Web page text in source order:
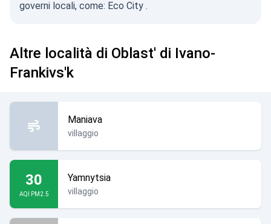
governi locali, come: Eco City .
Altre località di Oblast' di Ivano-
Frankivs'k
Maniava
villaggio
30
AQI PM2.5
Yamnytsia
villaggio